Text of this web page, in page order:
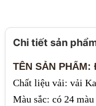
Chi tiết sản
TÊN SẢN PHẨM:
Chất liệu vải: vải
Màu sắc: có 24